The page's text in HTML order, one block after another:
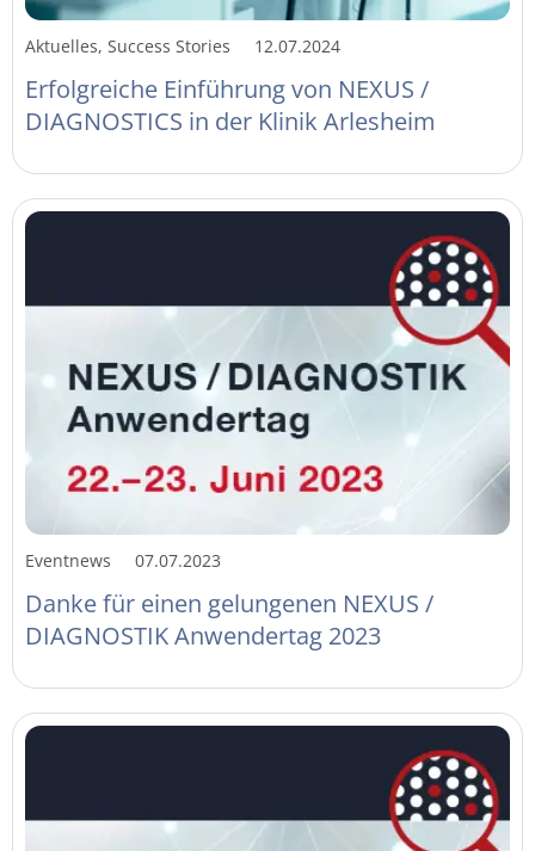
Aktuelles, Success Stories 12.07.2024
Erfolgreiche Einführung von NEXUS /
DIAGNOSTICS in der Klinik Arlesheim
Eventnews 07.07.2023
Danke für einen gelungenen NEXUS /
DIAGNOSTIK Anwendertag 2023